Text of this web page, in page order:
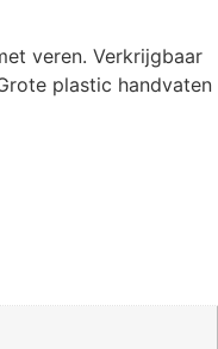
veren. Verkrijgbaar
plastic handvaten